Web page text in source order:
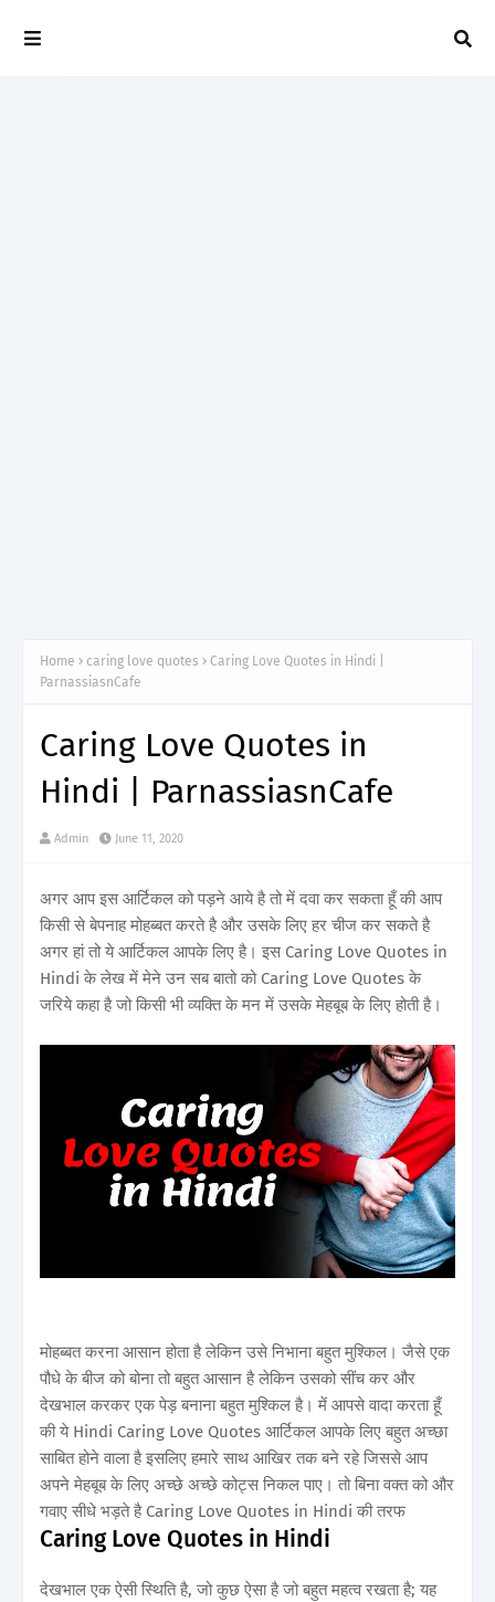
Home caring love quotes
Caring Love Quotes in Hindi |
ParnassiasnCafe
Caring Love Quotes in
Hindi | ParnassiasnCafe
Admin June 11, 2020
अगर आप इस आर्टिकल को पड़ने आये है तो में दवा कर सकता हूँ की आप
किसी से बेपनाह मोहब्बत करते है और उसके लिए हर चीज कर सकते है
अगर हां तो ये आर्टिकल आपके लिए है। इस Caring Love Quotes in
Hindi के लेख में मेने उन सब बातो को Caring Love Quotes के
जरिये कहा है जो किसी भी व्यक्ति के मन में उसके मेहबूब के लिए होती है।
मोहब्बत करना आसान होता है लेकिन उसे निभाना बहुत मुश्किल। जैसे एक
पौधे के बीज को बोना तो बहुत आसान है लेकिन उसको सींच कर और
देखभाल करकर एक पेड़ बनाना बहुत मुश्किल है। में आपसे वादा करता हूँ
की ये Hindi Caring Love Quotes आर्टिकल आपके लिए बहुत अच्छा
साबित होने वाला है इसलिए हमारे साथ आखिर तक बने रहे जिससे आप
अपने मेहबूब के लिए अच्छे अच्छे कोट्स निकल पाए। तो बिना वक्त को और
गवाए सीधे भड़ते है Caring Love Quotes in Hindi की तरफ
Caring Love Quotes in Hindi
देखभाल एक ऐसी स्थिति है, जो कुछ ऐसा है जो बहुत महत्व रखता है; यह